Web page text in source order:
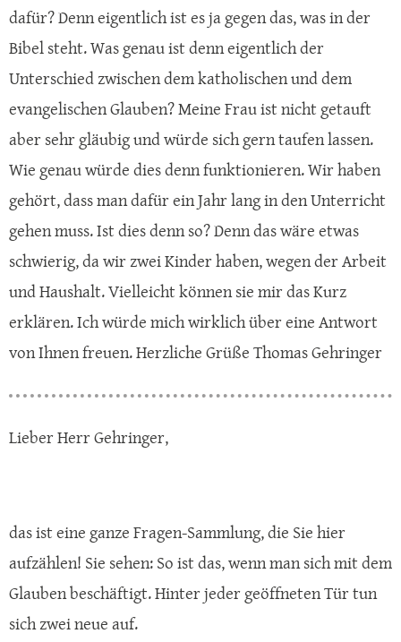
dafür? Denn eigentlich ist es ja gegen das, was in der
Bibel steht. Was genau ist denn eigentlich der
Unterschied zwischen dem katholischen und dem
evangelischen Glauben? Meine Frau ist nicht getauft
aber sehr gläubig und würde sich gern taufen lassen.
Wie genau würde dies denn funktionieren. Wir haben
gehört, dass man dafür ein Jahr lang in den Unterricht
gehen muss. Ist dies denn so? Denn das wäre etwas
schwierig, da wir zwei Kinder haben, wegen der Arbeit
und Haushalt. Vielleicht können sie mir das Kurz
erklären. Ich würde mich wirklich über eine Antwort
von Ihnen freuen. Herzliche Grüße Thomas Gehringer
Lieber Herr Gehringer,
das ist eine ganze Fragen-Sammlung, die Sie hier
aufzählen! Sie sehen: So ist das, wenn man sich mit dem
Glauben beschäftigt. Hinter jeder geöffneten Tür tun
sich zwei neue auf.